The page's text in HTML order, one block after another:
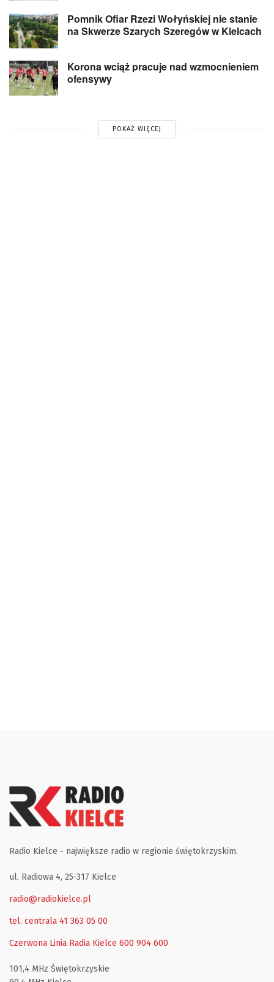
Pomnik Ofiar Rzezi Wołyńskiej nie stanie
na Skwerze Szarych Szeregów w Kielcach
Korona wciąż pracuje nad wzmocnieniem
ofensywy
POKAŻ WIĘCEJ
Radio Kielce - największe radio w regionie świętokrzyskim.
ul. Radiowa 4, 25-317 Kielce
radio@radiokielce.pl
tel. centrala 41 363 05 00
Czerwona Linia Radia Kielce 600 904 600
101,4 MHz Świętokrzyskie